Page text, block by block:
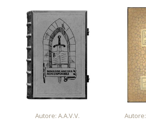
AGGIUNGI AL CARRELLO
Autore: A.A.V.V.